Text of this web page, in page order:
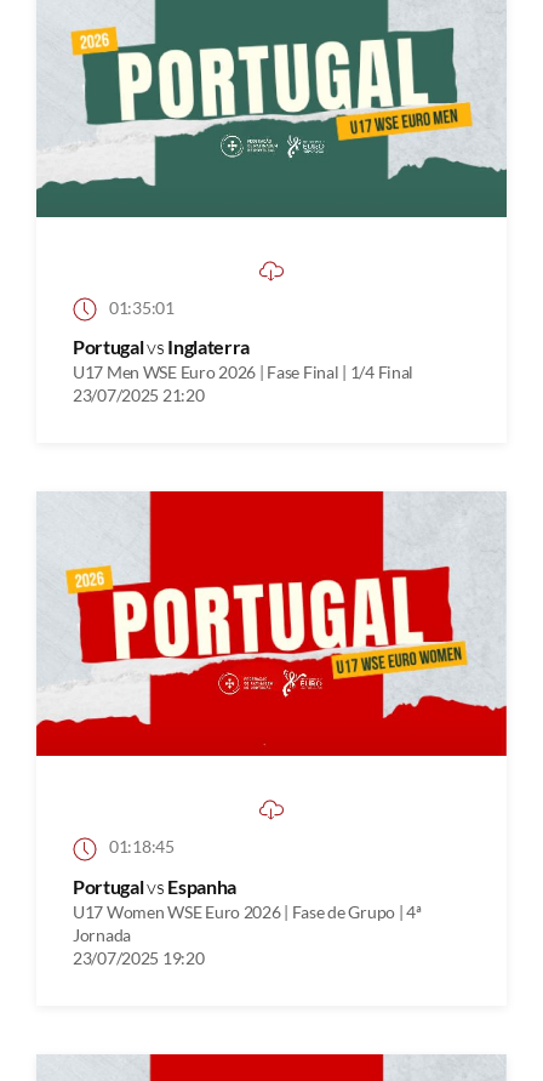
01:35:01
Portugalvs Inglaterra
U17 Men WSE Euro 2026 | Fase Final | 1/4 Final
23/07/2025 21:20
01:18:45
Portugalvs Espanha
U17 Women WSE Euro 2026 | Fase de Grupo | 4ª
Jornada
23/07/2025 19:20